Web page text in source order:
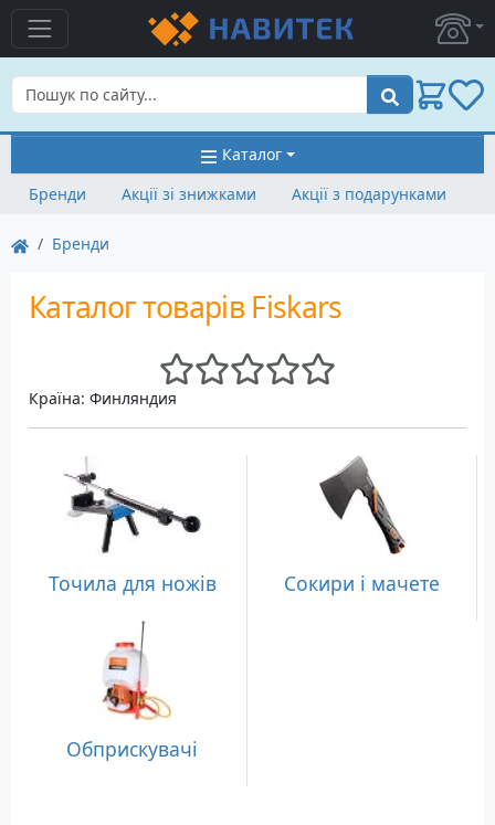
Пошук
Каталог
Бренди
Акції зі знижками Акції з подарунками
Бренди
Каталог товарів Fiskars
Країна: Финляндия
Точила для ножів Сокири і мачете
Обприскувачі